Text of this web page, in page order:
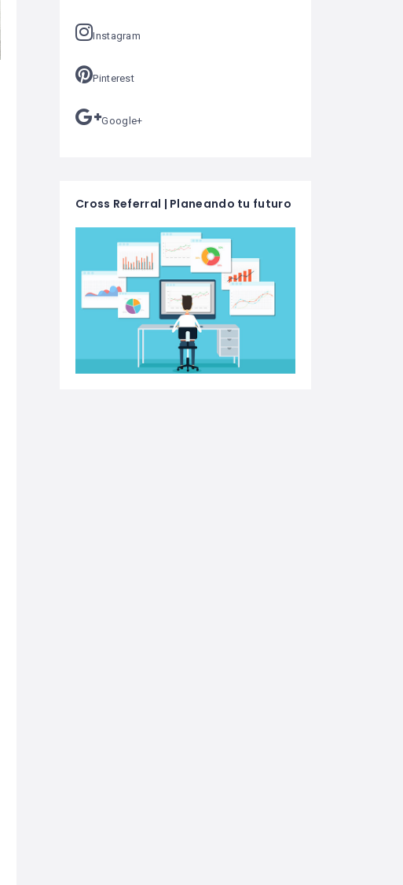
Instagram
Pinterest
Google+
Cross Referral | Planeando tu futuro